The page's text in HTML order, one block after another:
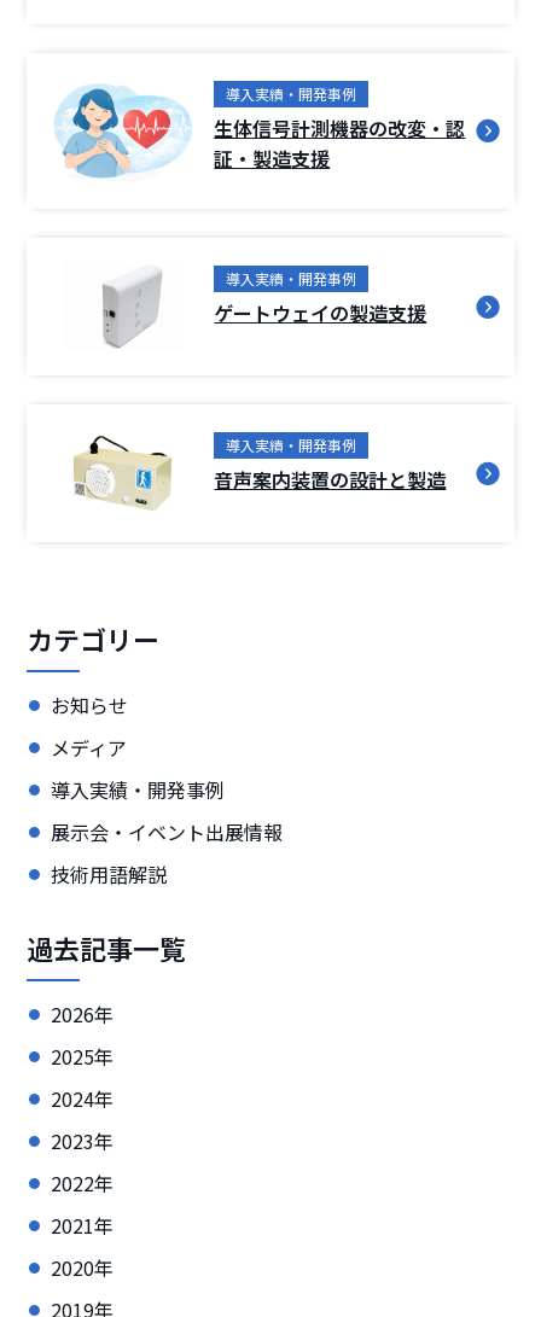
導入実績・開発事例
生体信号計測機器の改変・認
証・製造支援
導入実績・開発事例
ゲートウェイの製造支援
導入実績・開発事例
音声案内装置の設計と製造
カテゴリー
お知らせ
メディア
導入実績・開発事例
展示会・イベント出展情報
技術用語解説
過去記事一覧
2026年
2025年
2024年
2023年
2022年
2021年
2020年
2019年